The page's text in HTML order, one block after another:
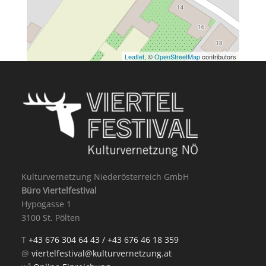
Leaflet, ©OpenStreetMapcontributors
Kulturvernetzung Niederösterreich GmbH
Büro Viertelfestival
Hypogasse 1
3100 St. Pölten
T+43 676 304 64 43 /+43 676 46 18 359
@viertelfestival@kulturvernetzung.at